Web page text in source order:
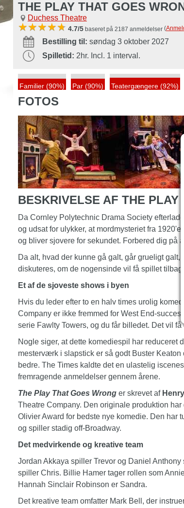
THE PLAY THAT GOES
Duchess Theatre
4.7/5 baseret på 2187 anmeldelser (
Bestilling til: søndag 3 oktober 2027
Spilletid: 2hr. Incl. 1 interval.
Familier (90%) Par (90%) Teatergængere (92%)
FOTOS
BESKRIVELSE AF THE PLAY
Da Cornley Polytechnic Drama Society
og udsat for ulykker, at mordmysteriet fra
og bliver sjovere for sekundet. Forbered dig på
Da alt, hvad der kunne gå galt, går grueligt
diskuteres, om de nogensinde vil få spillet
Et af de sjoveste shows i byen
Hvis du leder efter to en halv times urolig
Company er ikke fremmed for West End-
serie Fawlty Towers, og du får billedet. Det vil
Nogle siger, at dette komediespil har
mesterværk i slapstick er så godt Buster
bedre. The Times kaldte det en ulastelig
fremragende anmeldelser gennem årene.
The Play That Goes Wronger skrevet af
Theatre Company. Den originale produktion
Olivier Award for bedste nye komedie. Den har
og spiller stadig off-Broadway.
Det medvirkende og kreative team
Jordan Akkaya spiller Trevor og Daniel
spiller Chris. Billie Hamer tager rollen som
Hannah Sinclair Robinson er Sandra.
Det kreative team omfatter Mark Bell, der